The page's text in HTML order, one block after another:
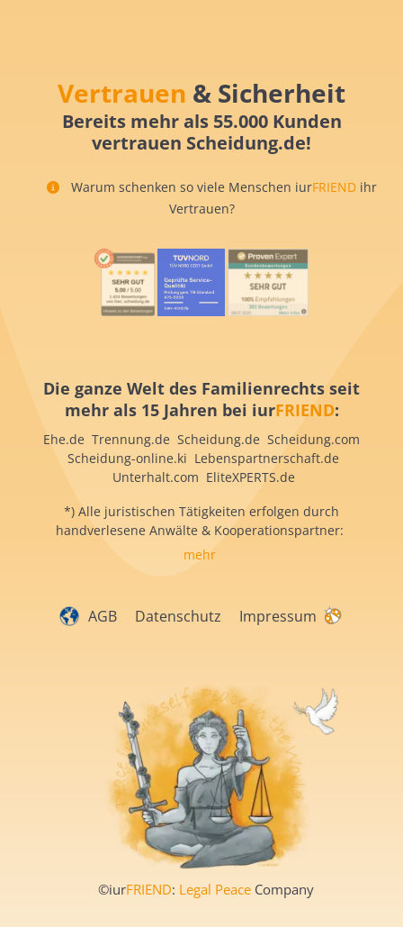
Vertrauen & Sicherheit
Bereits mehr als 55.000 Kunden
vertrauen Scheidung.de!
Warum schenken so viele Menschen iurFRIEND ihr
Vertrauen?
Die ganze Welt des Familienrechts seit
mehr als 15 Jahren bei iurFRIEND:
Ehe.de Trennung.de Scheidung.de Scheidung.com
Scheidung-online.ki Lebenspartnerschaft.de
Unterhalt.com EliteXPERTS.de
*) Alle juristischen Tätigkeiten erfolgen durch
handverlesene Anwälte & Kooperationspartner:
mehr
AGB Datenschutz Impressum
©iurFRIEND: Legal Peace Company